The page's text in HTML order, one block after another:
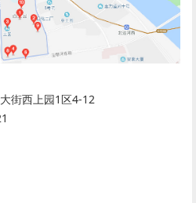
街西上园1区4-12